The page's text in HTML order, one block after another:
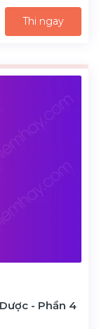
Thi ngay
- Phần 4